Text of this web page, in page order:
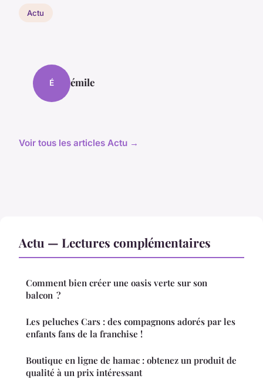
Actu
É émile
Voir tous les articles Actu →
Actu — Lectures complémentaires
Comment bien créer une oasis verte sur son
balcon ?
Les peluches Cars : des compagnons adorés par les
enfants fans de la franchise !
Boutique en ligne de hamac : obtenez un produit de
qualité à un prix intéressant